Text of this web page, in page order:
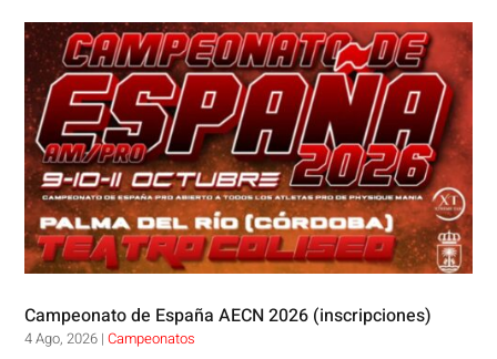
Campeonato de España AECN 2026 (inscripciones)
4 Ago, 2026 |Campeonatos